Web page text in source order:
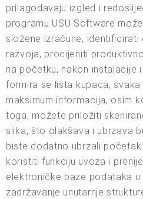
prilagođavaju izgled i
programu USU Software
složene izračune,
razvoja, procijeniti
na početku, nakon instalacije
formira se lista kupaca,
maksimum informacija, osim
toga, možete priložiti
slika, što olakšava i ubrzava
biste dodatno ubrzali
koristiti funkciju uvoza i
elektroničke baze podataka u
zadržavanje unutarnje